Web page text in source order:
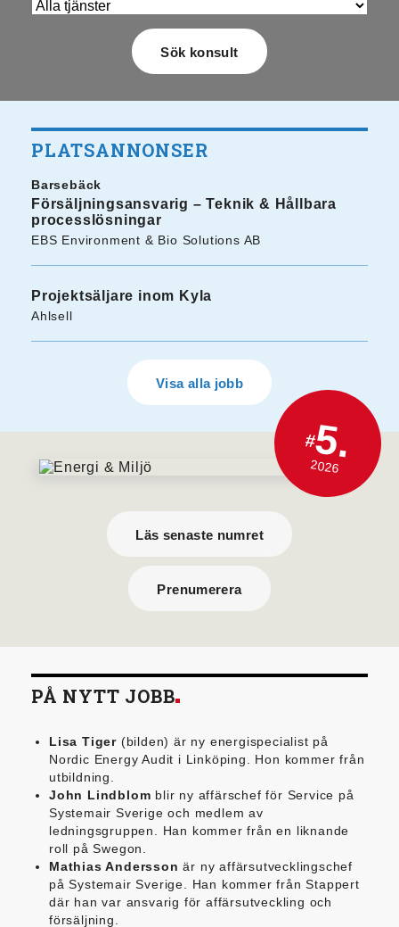
PLATSANNONSER
Barsebäck
Försäljningsansvarig – Teknik & Hållbara
processlösningar
EBS Environment & Bio Solutions AB
Projektsäljare inom Kyla
Ahlsell
Visa alla jobb
#5.
2026
Läs senaste numret
Prenumerera
PÅ NYTT JOBB
Lisa Tiger (bilden) är ny energispecialist på
Nordic Energy Audit i Linköping. Hon kommer från
utbildning.
John Lindblom blir ny affärschef för Service på
Systemair Sverige och medlem av
ledningsgruppen. Han kommer från en liknande
roll på Swegon.
Mathias Andersson är ny affärsutvecklingschef
på Systemair Sverige. Han kommer från Stappert
där han var ansvarig för affärsutveckling och
försäljning.